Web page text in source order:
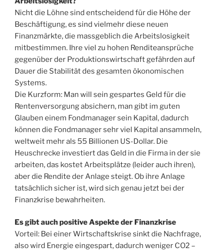
Nicht die Löhne sind entscheidend für die Höhe der
Beschäftigung, es sind vielmehr diese neuen
Finanzmärkte, die massgeblich die Arbeitslosigkeit
mitbestimmen. Ihre viel zu hohen Renditeansprüche
gegenüber der Produktionswirtschaft gefährden auf
Dauer die Stabilität des gesamten ökonomischen
Systems.
Die Kurzform: Man will sein gespartes Geld für die
Rentenversorgung absichern, man gibt im guten
Glauben einem Fondmanager sein Kapital, dadurch
können die Fondmanager sehr viel Kapital ansammeln,
weltweit mehr als 55 Billionen US-Dollar. Die
Heuschrecke investiert das Geld in die Firma in der sie
arbeiten, das kostet Arbeitsplätze (leider auch ihren),
aber die Rendite der Anlage steigt. Ob ihre Anlage
tatsächlich sicher ist, wird sich genau jetzt bei der
Finanzkrise bewahrheiten.
Es gibt auch positive Aspekte der Finanzkrise
Vorteil: Bei einer Wirtschaftskrise sinkt die Nachfrage,
also wird Energie eingespart, dadurch weniger CO2 –